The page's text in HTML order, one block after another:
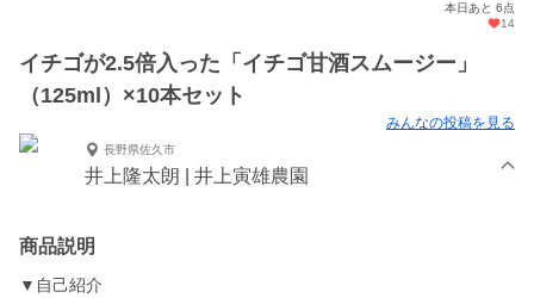
本日あと 6点
14
イチゴが2.5倍入った「イチゴ甘酒スムージー」
（125ml）×10本セット
みんなの投稿を見る
長野県佐久市
井上隆太朗 | 井上寅雄農園
商品説明
▼自己紹介